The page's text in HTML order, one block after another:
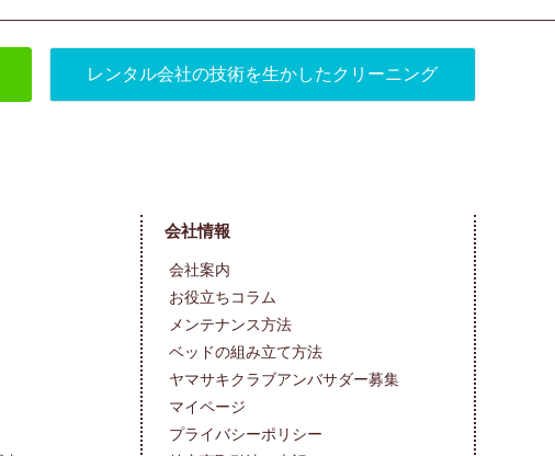
レンタル会社の技術を生かしたクリーニング
会社情報
会社案内
お役立ちコラム
メンテナンス方法
ベッドの組み立て方法
ヤマサキクラブアンバサダー募集
マイページ
プライバシーポリシー